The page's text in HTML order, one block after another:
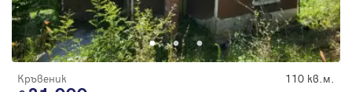
Кръвеник 110 кв.м.